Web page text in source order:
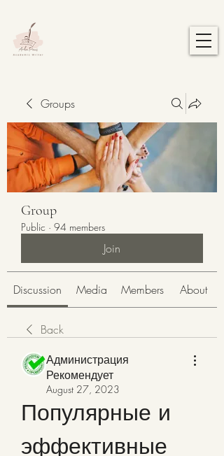
Groups
Group
Public · 94 members
Join
Discussion Media Members About
Back
Администрация
Рекомендует
August 27, 2023
Популярные и
эффективные